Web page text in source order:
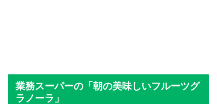
業務スーパーの「朝の美味しいフルーツグ
ラノーラ」